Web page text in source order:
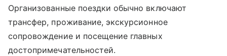
Организованные поездки обычно включают
трансфер, проживание, экскурсионное
сопровождение и посещение главных
достопримечательностей.